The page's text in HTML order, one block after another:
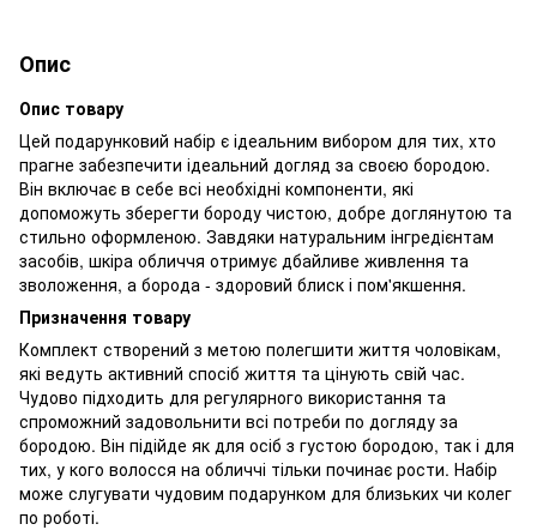
Опис
Опис товару
Цей подарунковий набір є ідеальним вибором для тих, хто
прагне забезпечити ідеальний догляд за своєю бородою.
Він включає в себе всі необхідні компоненти, які
допоможуть зберегти бороду чистою, добре доглянутою та
стильно оформленою. Завдяки натуральним інгредієнтам
засобів, шкіра обличчя отримує дбайливе живлення та
зволоження, а борода - здоровий блиск і пом'якшення.
Призначення товару
Комплект створений з метою полегшити життя чоловікам,
які ведуть активний спосіб життя та цінують свій час.
Чудово підходить для регулярного використання та
спроможний задовольнити всі потреби по догляду за
бородою. Він підійде як для осіб з густою бородою, так і для
тих, у кого волосся на обличчі тільки починає рости. Набір
може слугувати чудовим подарунком для близьких чи колег
по роботі.